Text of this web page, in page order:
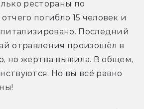
рестораны по
погибло 15 человек и
Последний
отравления произошёл в
но жертва выжила. В общем,
Но вы всё равно